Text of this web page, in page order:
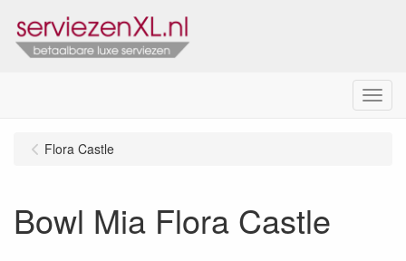
Menu
Flora Castle
Bowl Mia Flora Castle